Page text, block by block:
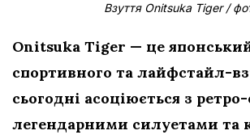
Взуття Onitsuka Tiger /
Onitsuka Tiger — це
спортивного та лайфстайл-
сьогодні асоціюється з
легендарними силуетами та